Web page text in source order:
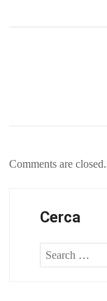
Comments are closed.
Cerca